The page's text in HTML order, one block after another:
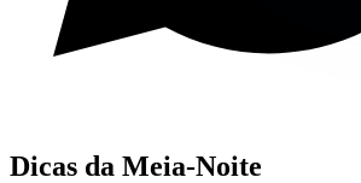
Dicas da Meia-Noite